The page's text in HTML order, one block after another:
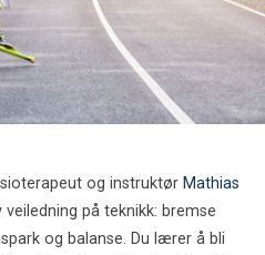
og instruktør Mathias
på teknikk: bremse
og balanse. Du lærer å bli